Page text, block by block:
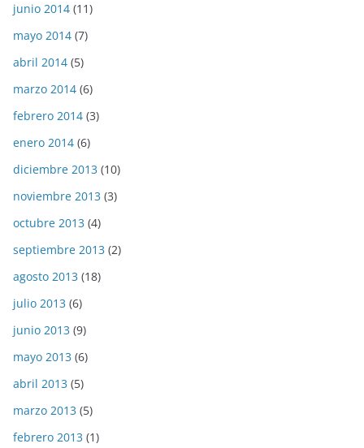
junio 2014 (11)
mayo 2014 (7)
abril 2014 (5)
marzo 2014 (6)
febrero 2014 (3)
enero 2014 (6)
diciembre 2013 (10)
noviembre 2013 (3)
octubre 2013 (4)
septiembre 2013 (2)
agosto 2013 (18)
julio 2013 (6)
junio 2013 (9)
mayo 2013 (6)
abril 2013 (5)
marzo 2013 (5)
febrero 2013 (1)